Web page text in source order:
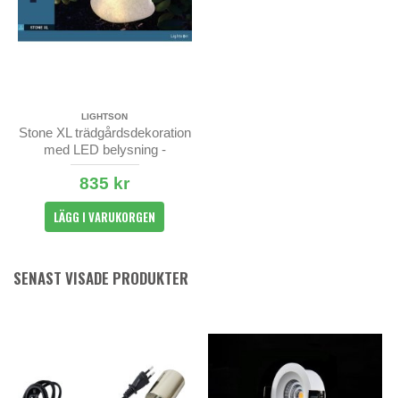
LIGHTSON
Stone XL trädgårdsdekoration
med LED belysning -
LightsOn
835 kr
LÄGG I VARUKORGEN
SENAST VISADE PRODUKTER